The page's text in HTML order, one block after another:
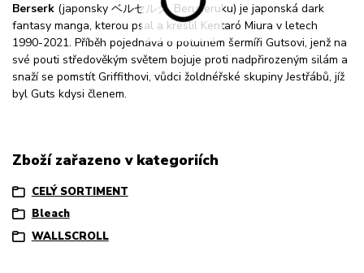
Berserk (japonsky ベルセルク, Beruseruku) je japonská dark
fantasy manga, kterou psal a kreslil Kentaró Miura v letech
1990-2021. Příběh pojednává o potulném šermíři Gutsovi, jenž na
své pouti středověkým světem bojuje proti nadpřirozeným silám a
snaží se pomstít Griffithovi, vůdci žoldnéřské skupiny Jestřábů, jíž
byl Guts kdysi členem.
Zboží zařazeno v kategoriích
CELÝ SORTIMENT
Bleach
WALLSCROLL